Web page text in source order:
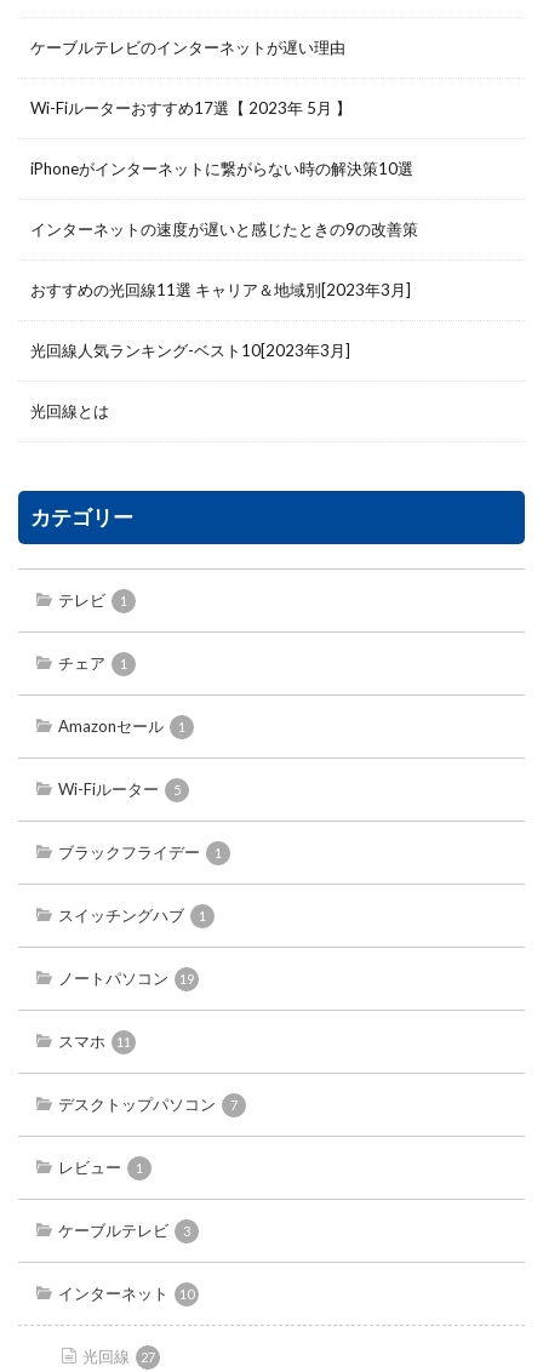
ケーブルテレビのインターネットが遅い理由
Wi-Fiルーターおすすめ17選【 2023年 5月 】
iPhoneがインターネットに繋がらない時の解決策10選
インターネットの速度が遅いと感じたときの9の改善策
おすすめの光回線11選 キャリア＆地域別[2023年3月]
光回線人気ランキング-ベスト10[2023年3月]
光回線とは
カテゴリー
テレビ 1
チェア 1
Amazonセール 1
Wi-Fiルーター 5
ブラックフライデー 1
スイッチングハブ 1
ノートパソコン 19
スマホ 11
デスクトップパソコン 7
レビュー 1
ケーブルテレビ 3
インターネット 10
光回線 27